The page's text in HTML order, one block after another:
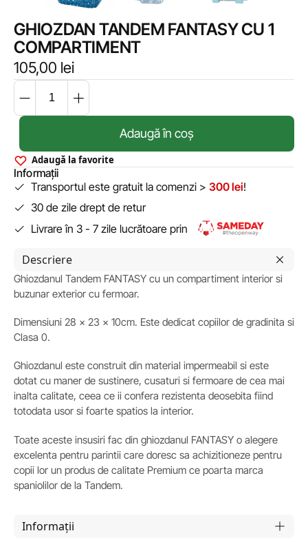
GHIOZDAN TANDEM FANTASY CU 1
COMPARTIMENT
105,00 lei
Adaugă în coș
Adaugă la favorite
Informații
Transportul este gratuit la comenzi > 300 lei!
30 de zile drept de retur
Livrare în 3 - 7 zile lucrătoare prin
Descriere
Ghiozdanul Tandem FANTASY cu un compartiment interior si
buzunar exterior cu fermoar.
Dimensiuni 28 x 23 x 10cm. Este dedicat copiilor de gradinita si
Clasa 0.
Ghiozdanul este construit din material impermeabil si este
dotat cu maner de sustinere, cusaturi si fermoare de cea mai
inalta calitate, ceea ce ii confera rezistenta deosebita fiind
totodata usor si foarte spatios la interior.
Toate aceste insusiri fac din ghiozdanul FANTASY o alegere
excelenta pentru parintii care doresc sa achizitioneze pentru
copii lor un produs de calitate Premium ce poarta marca
spaniolilor de la Tandem.
Informații